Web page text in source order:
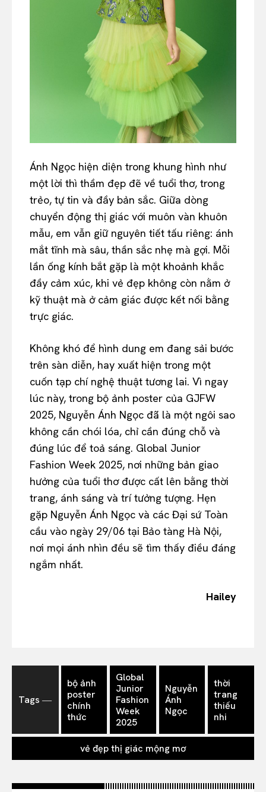
Ánh Ngọc hiện diện trong khung hình như
một lời thì thầm đẹp đẽ về tuổi thơ, trong
trẻo, tự tin và đầy bản sắc. Giữa dòng
chuyển động thị giác với muôn vàn khuôn
mẫu, em vẫn giữ nguyên tiết tấu riêng: ánh
mắt tĩnh mà sâu, thần sắc nhẹ mà gợi. Mỗi
lần ống kính bắt gặp là một khoảnh khắc
đầy cảm xúc, khi vẻ đẹp không còn nằm ở
kỹ thuật mà ở cảm giác được kết nối bằng
trực giác.
Không khó để hình dung em đang sải bước
trên sàn diễn, hay xuất hiện trong một
cuốn tạp chí nghệ thuật tương lai. Vì ngay
lúc này, trong bộ ảnh poster của GJFW
2025, Nguyễn Ánh Ngọc đã là một ngôi sao
không cần chói lóa, chỉ cần đúng chỗ và
đúng lúc để toả sáng. Global Junior
Fashion Week 2025, nơi những bản giao
hưởng của tuổi thơ được cất lên bằng thời
trang, ánh sáng và trí tưởng tượng. Hẹn
gặp Nguyễn Ánh Ngọc và các Đại sứ Toàn
cầu vào ngày 29/06 tại Bảo tàng Hà Nội,
nơi mọi ánh nhìn đều sẽ tìm thấy điều đáng
ngắm nhất.
Hailey
Tags ―
bộ ảnh
poster
chính
thức
Global
Junior
Fashion
Week
2025
Nguyễn
Ánh
Ngọc
thời
trang
thiếu
nhi
vẻ đẹp thị giác mộng mơ